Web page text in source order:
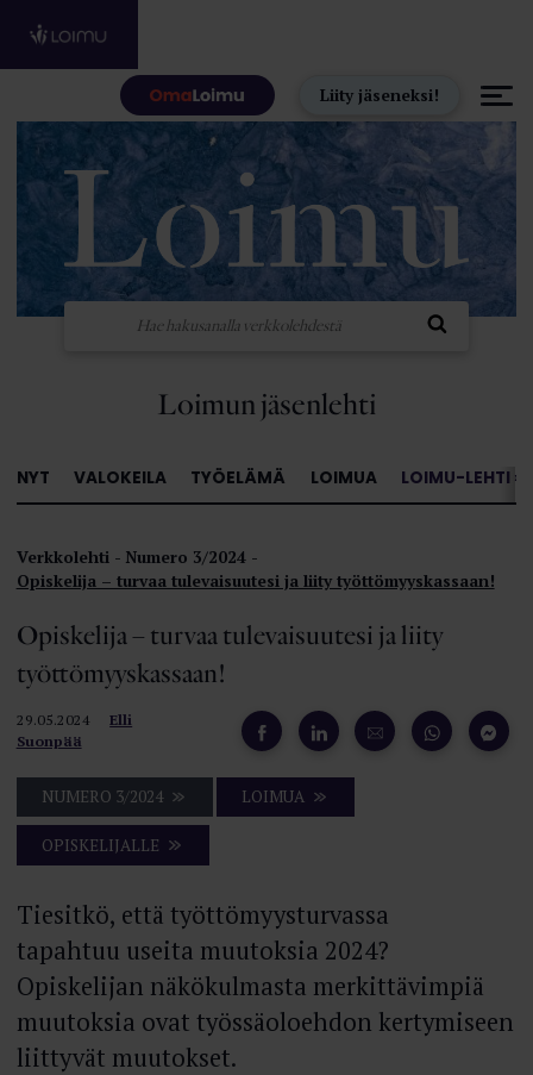
Liity jäseneksi!
Loimun jäsenlehti
NYT VALOKEILA TYÖELÄMÄ LOIMUA LOIMU-LEHTI »
Verkkolehti
Numero 3/2024
Opiskelija – turvaa tulevaisuutesi ja liity työttömyyskassaan!
Opiskelija – turvaa tulevaisuutesi ja liity
työttömyyskassaan!
29.05.2024
Elli
Suonpää
NUMERO 3/2024 LOIMUA
OPISKELIJALLE
Tiesitkö, että työttömyysturvassa
tapahtuu useita muutoksia 2024?
Opiskelijan näkökulmasta merkittävimpiä
muutoksia ovat työssäolo­ehdon kertymiseen
liittyvät muutokset.